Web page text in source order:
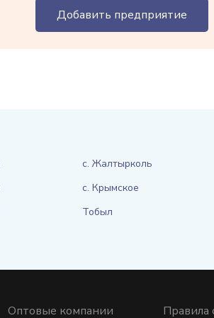
Добавить предприятие
с. Жалтырколь
с. Крымское
Тобыл
Оптовые компании Правила